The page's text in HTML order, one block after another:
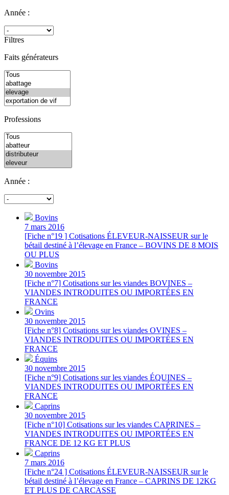
Année :
Filtres
Faits générateurs
Professions
Année :
Bovins
7 mars 2016
[Fiche n°19 ] Cotisations ÉLEVEUR-NAISSEUR sur le
bétail destiné à l’élevage en France – BOVINS DE 8 MOIS
OU PLUS
Bovins
30 novembre 2015
[Fiche n°7] Cotisations sur les viandes BOVINES –
VIANDES INTRODUITES OU IMPORTÉES EN
FRANCE
Ovins
30 novembre 2015
[Fiche n°8] Cotisations sur les viandes OVINES –
VIANDES INTRODUITES OU IMPORTÉES EN
FRANCE
Équins
30 novembre 2015
[Fiche n°9] Cotisations sur les viandes ÉQUINES –
VIANDES INTRODUITES OU IMPORTÉES EN
FRANCE
Caprins
30 novembre 2015
[Fiche n°10] Cotisations sur les viandes CAPRINES –
VIANDES INTRODUITES OU IMPORTÉES EN
FRANCE DE 12 KG ET PLUS
Caprins
7 mars 2016
[Fiche n°24 ] Cotisations ÉLEVEUR-NAISSEUR sur le
bétail destiné à l’élevage en France – CAPRINS DE 12KG
ET PLUS DE CARCASSE